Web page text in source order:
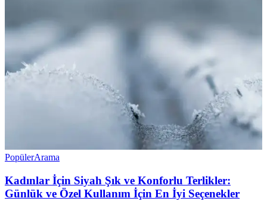
PopülerArama
Kadınlar İçin Siyah Şık ve Konforlu Terlikler:
Günlük ve Özel Kullanım İçin En İyi Seçenekler